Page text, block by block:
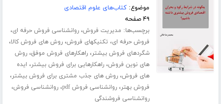
موضوع:کتاب‌های علوم اقتصادی
۴۹ صفحه
برچسب‌ها: مدیریت فروش،روانشناسی فروش حرفه ای،
فروش حرفه ای، تکنیکهای فروش،روش های فروش کالا،
شگردهای فروش بیشتر،راهکارهای فروش موفق،روش
های نوین فروش،راهکارهایی برای فروش بیشتر، ایده
های فروش،روش های جذب مشتری برای فروش بیشتر،
فروش بهتر،روانشناسی فروش pdf ،روانشناسی فروش،
روانشناسی فروشندگی